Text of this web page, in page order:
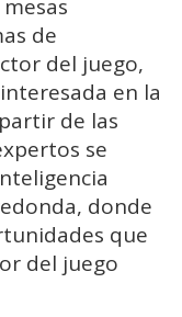
de
del juego,
en la
de las
se
donde
que
del juego